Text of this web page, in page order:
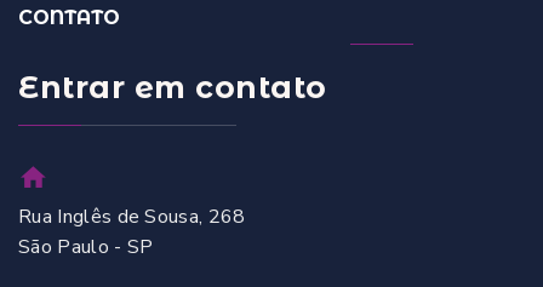
CONTATO
Entrar em contato
Rua Inglês de Sousa, 268
São Paulo - SP